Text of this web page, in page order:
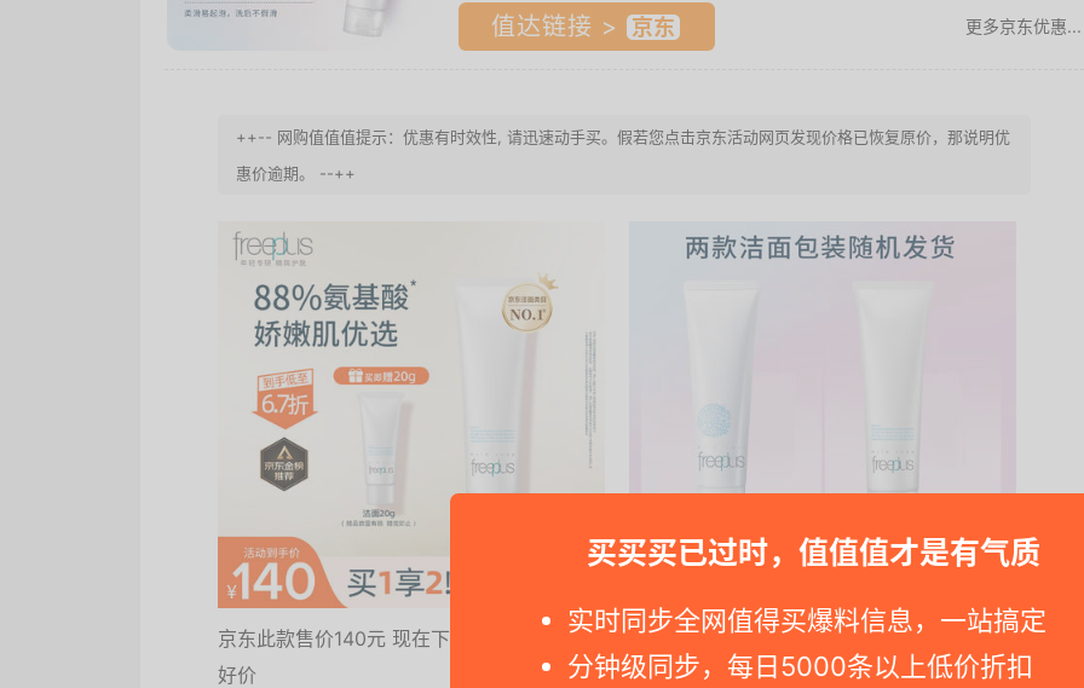
买买买已过时，值值值才是有气质
实时同步全网值得买爆料信息，一站搞定
分钟级同步，每日5000条以上低价折扣
值达链接 > 更多京东优惠...
++-- 网购值值值提示：优惠有时效性, 请迅速动手买。假若您点击京东活动网页发现价格已恢复原价，那说明优
惠价逾期。 --++
京东此款售价140元 现在下单领取满140-41元优惠劵实付到手99元 170g洗面奶 再赠30g乳液
好价